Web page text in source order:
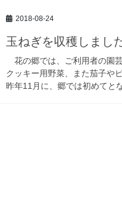
2018-08-24
玉ねぎを収穫しました
花の郷では、ご利用者の園
クッキー用野菜、また茄子や
昨年11月に、郷では初めてと